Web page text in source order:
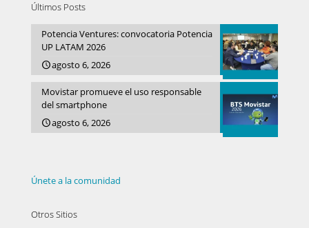
Últimos Posts
Potencia Ventures: convocatoria Potencia
UP LATAM 2026
agosto 6, 2026
Movistar promueve el uso responsable
del smartphone
agosto 6, 2026
Únete a la comunidad
Otros Sitios